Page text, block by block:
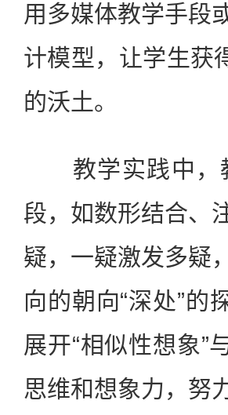
用多媒体教学手段
计模型，让学生获
的沃土。
教学实践中，
段，如数形结合、
疑，一疑激发多
向的朝向“深处”的
展开“相似性想象”
思维和想象力，努